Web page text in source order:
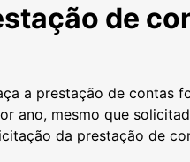
de
a prestação de contas
ano, mesmo que
da prestação de